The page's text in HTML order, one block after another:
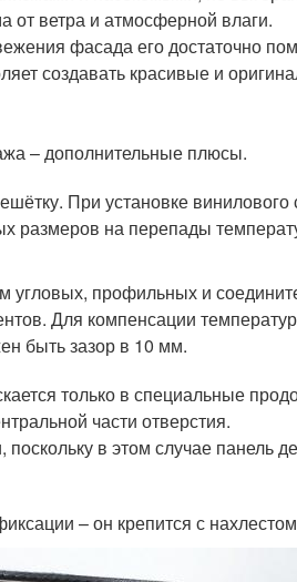
ветра и атмосферной влаги.
фасада его достаточно
создавать красивые и
– дополнительные плюсы.
При установке винилового
размеров на перепады
угловых, профильных и
Для компенсации
быть зазор в 10 мм.
только в специальные
части отверстия.
в этом случае панель
– он крепится с